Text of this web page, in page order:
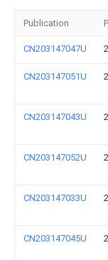
Publication
CN203147047U
CN203147051U
CN203147043U
CN203147052U
CN203147033U
CN203147045U